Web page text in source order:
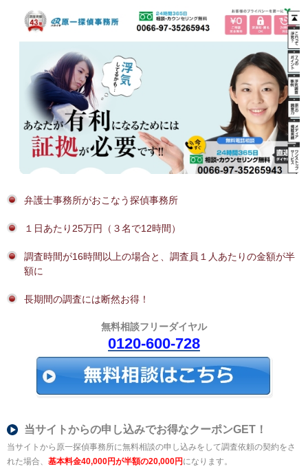
弁護士事務所がおこなう探偵事務所
１日あたり25万円（３名で12時間）
調査時間が16時間以上の場合と、調査員１人あたりの金額が半
額に
長期間の調査には断然お得！
無料相談フリーダイヤル
0120-600-728
当サイトからの申し込みでお得なクーポンGET！
当サイトから原一探偵事務所に無料相談の申し込みをして調査依頼の契約をさ
れた場合、 基本料金40,000円が半額の20,000円になります。